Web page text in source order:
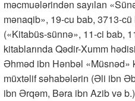
məcmuələrindən sayılan
mənaqib», 19-cu bab, 3713-
(«Kitabüs-sünnə», 11-ci bab,
kitablarında Qədir-Xumm
Əhməd ibn Hənbəl «Müsnəd»
müxtəlif səhabələrin (Əli ibn
ibn Ərqəm, Bəra ibn Azib və